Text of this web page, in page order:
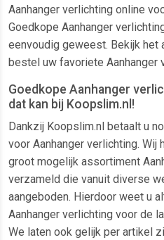
Aanhanger verlichting online
Goedkope Aanhanger
eenvoudig geweest. Bekijk het
bestel uw favoriete Aanhanger
Goedkope Aanhanger
dat kan bij Koopslim.nl!
Dankzij Koopslim.nl betaalt u
voor Aanhanger verlichting. Wij
groot mogelijk assortiment
verzameld die vanuit diverse
aangeboden. Hierdoor weet u
Aanhanger verlichting voor de
We laten ook gelijk per artikel